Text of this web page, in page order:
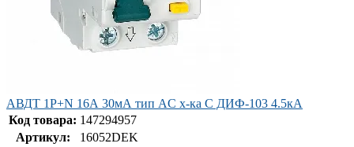
АВДТ 1Р+N 16А 30мА тип AC х-ка C ДИФ-103 4.5кА
Код товара: 147294957
Артикул:
16052DEK